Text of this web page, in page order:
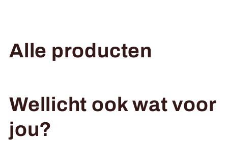
C
l
l
Alle producten
Wellicht ook wat voor
jou?